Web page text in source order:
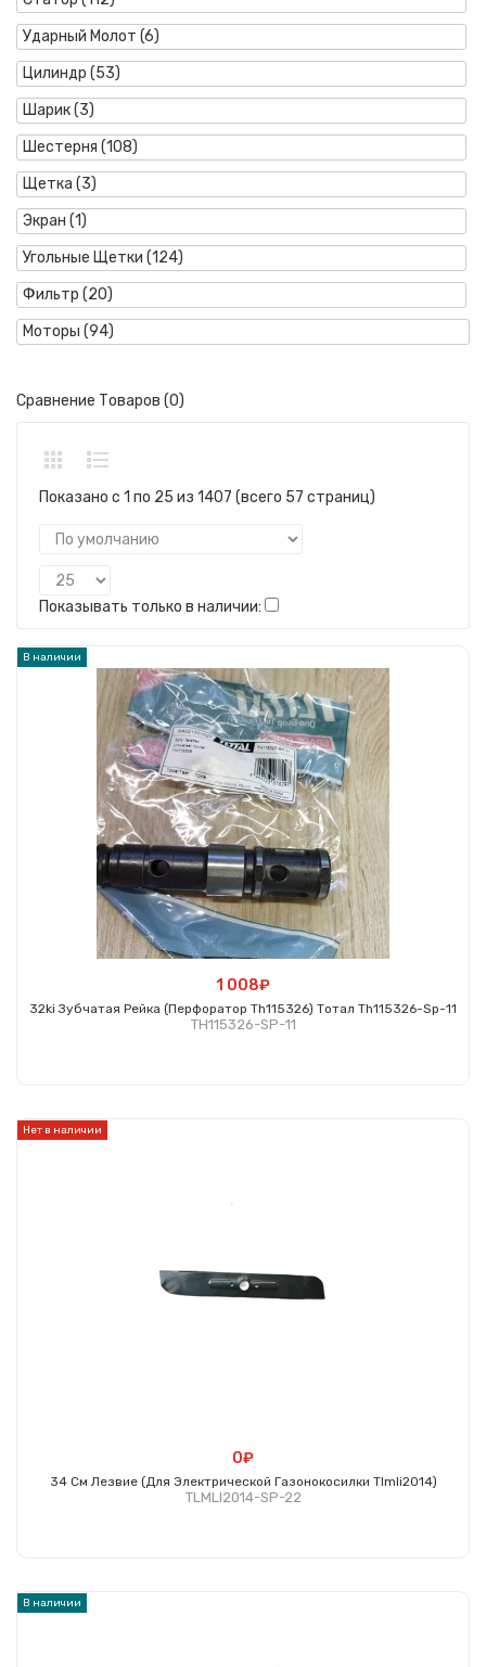
Ударный Молот (6)
Цилиндр (53)
Шарик (3)
Шестерня (108)
Щетка (3)
Экран (1)
Угольные Щетки (124)
Фильтр (20)
Моторы (94)
Сравнение Товаров (0)
Показано с 1 по 25 из 1407 (всего 57 страниц)
Показывать только в наличии:
В наличии
1 008₽
32ki Зубчатая Рейка (перфоратор Th115326) Тотал Th115326-Sp-11
TH115326-SP-11
Нет в наличии
0₽
34 См Лезвие (для Электрической Газонокосилки Tlmli2014)
TLMLI2014-SP-22
В наличии